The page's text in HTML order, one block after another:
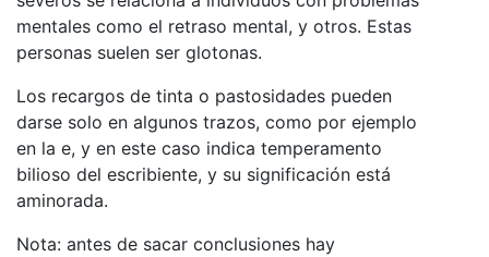
mentales como el retraso mental, y otros. Estas
personas suelen ser glotonas.
Los recargos de tinta o pastosidades pueden
darse solo en algunos trazos, como por ejemplo
en la e, y en este caso indica temperamento
bilioso del escribiente, y su significación está
aminorada.
Nota: antes de sacar conclusiones hay